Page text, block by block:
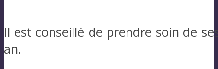
Il est conseillé de prendre soin de
an.